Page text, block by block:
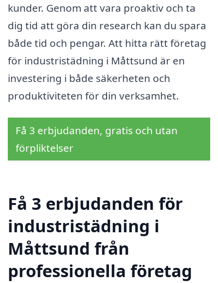
kunder. Genom att vara proaktiv och ta
dig tid att göra din research kan du spara
både tid och pengar. Att hitta rätt företag
för industristädning i Måttsund är en
investering i både säkerheten och
produktiviteten för din verksamhet.
Få 3 erbjudanden, gratis och utan
förpliktelser
Få 3 erbjudanden för
industristädning i
Måttsund från
professionella företag